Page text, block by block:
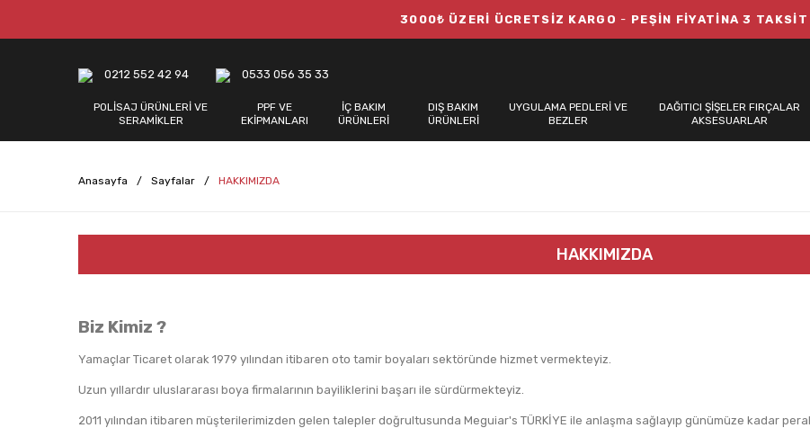
3000₺ ÜZERİ ÜCRETSİZ KARGO - PEŞİN FİYATİNA 3 TAKSİT
0212 552 42 94 0533 056 35 33
POLİSAJ ÜRÜNLERİ VE
SERAMİKLER
PPF VE
EKİPMANLARI
İÇ BAKIM
ÜRÜNLERİ
DIŞ BAKIM
ÜRÜNLERİ
UYGULAMA PEDLERİ VE
BEZLER
DAĞITICI ŞİŞELER FIRÇALAR
AKSESUARLAR
Anasayfa Sayfalar HAKKIMIZDA
HAKKIMIZDA
Biz Kimiz ?
Yamaçlar Ticaret olarak 1979 yılından itibaren oto tamir boyaları sektöründe hizmet vermekteyiz.
Uzun yıllardır uluslararası boya firmalarının bayiliklerini başarı ile sürdürmekteyiz.
2011 yılından itibaren müşterilerimizden gelen talepler doğrultusunda Meguiar's TÜRKİYE ile anlaşma sağlayıp günümüze kadar